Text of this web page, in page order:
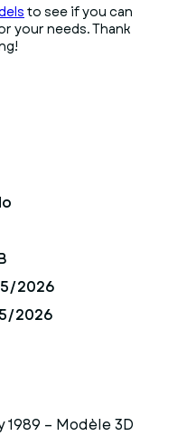
to see if you can
your needs. Thank
2026
2026
– Modèle 3D